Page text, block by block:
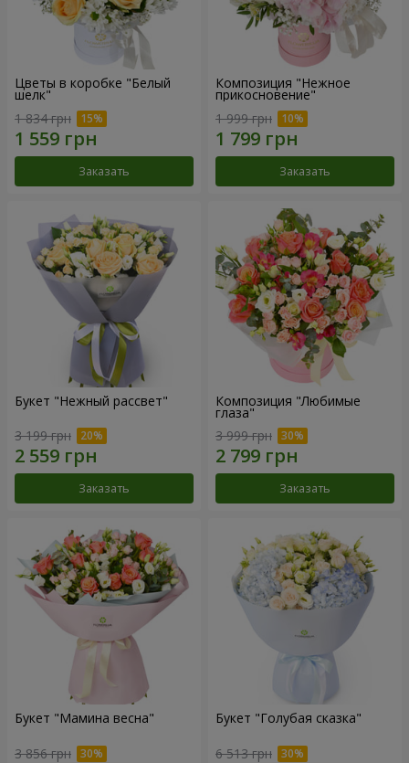
Цветы в коробке "Белый
шелк"
1 834 грн
Заказать
Композиция "Нежное
прикосновение"
1 999 грн
Заказать
Букет "Нежный рассвет"
3 199 грн
Заказать
Композиция "Любимые
глаза"
3 999 грн
Заказать
Букет "Мамина весна"
3 856 грн
Букет "Голубая сказка"
6 513 грн